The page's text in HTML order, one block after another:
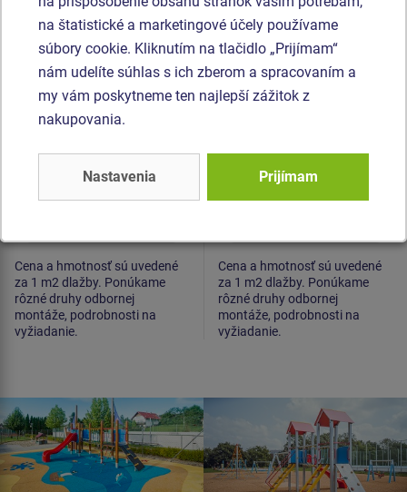
Gumená dlažba
500x500x55 mm
(raster 28 mm,
červená)
Cena a hmotnosť sú uvedené
za 1 m2 dlažby. Ponúkame
rôzné druhy odbornej
montáže, podrobnosti na
vyžiadanie.
Gumená dlažba
500x500x50 mm
(raster 15 mm, zelená)
Cena a hmotnosť sú uvedené
za 1 m2 dlažby. Ponúkame
rôzné druhy odbornej
montáže, podrobnosti na
vyžiadanie.
na štatistické a marketingové účely používame
súbory cookie. Kliknutím na tlačidlo „Prijímam“
nám udelíte súhlas s ich zberom a spracovaním a
my vám poskytneme ten najlepší zážitok z
nakupovania.
Nastavenia Prijímam